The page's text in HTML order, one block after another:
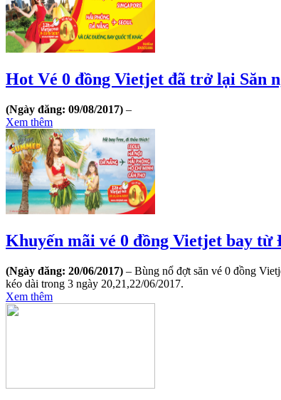
Hot Vé 0 đồng Vietjet đã trở lại Săn
(Ngày đăng: 09/08/2017) –
Xem thêm
​Khuyến mãi vé 0 đồng Vietjet bay từ
(Ngày đăng: 20/06/2017) – Bùng nổ đợt săn vé 0 đồng
kéo dài trong 3 ngày 20,21,22/06/2017.
Xem thêm